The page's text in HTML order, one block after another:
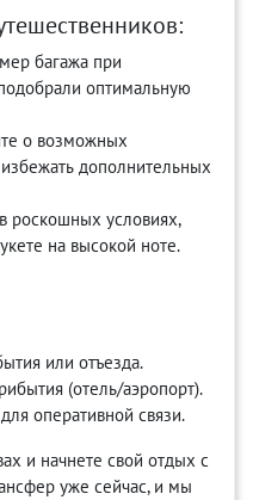
багажа при
оптимальную
о возможных
дополнительных
роскошных условиях,
на высокой ноте.
или отъезда.
(отель/аэропорт).
оперативной связи.
и начнете свой отдых с
уже сейчас, и мы